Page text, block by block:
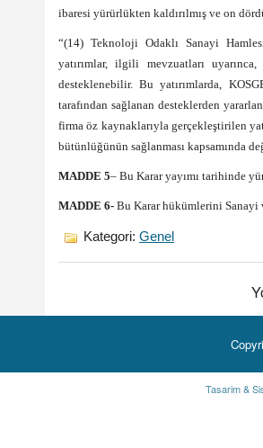
ibaresi yürürlükten kaldırılmış ve on
“(14) Teknoloji Odaklı Sanayi
yatırımlar, ilgili mevzuatları
desteklenebilir. Bu yatırımlarda,
tarafından sağlanan desteklerden
firma öz kaynaklarıyla gerçekleştirilen
bütünlüğünün sağlanması kapsamında
MADDE 5– Bu Karar yayımı tarihinde
MADDE 6- Bu Karar hükümlerini Sanayi
Kategori: Genel
Tasarim &